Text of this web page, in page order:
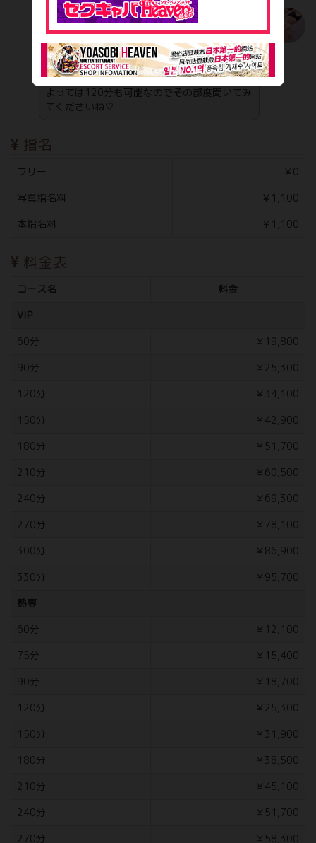
こんにちは❀(*´▽`*)❀ 見つけてくれてありが
とう♡ 出勤日数も少なく出勤時間も短めな私
ですがその分お客様一人ひとりにとことん尽く
します♡ 大体13時までの出勤ですが12時45
分まで受付可能で90分ご一緒できます。 日に
よっては120分も可能なのでその都度聞いてみ
てくださいね♡
指名
フリー
￥0
写真指名料
￥1,100
本指名料
￥1,100
料金表
コース名
料金
VIP
60分
￥19,800
90分
￥25,300
120分
￥34,100
150分
￥42,900
180分
￥51,700
210分
￥60,500
240分
￥69,300
270分
￥78,100
300分
￥86,900
330分
￥95,700
熟専
60分
￥12,100
75分
￥15,400
90分
￥18,700
120分
￥25,300
150分
￥31,900
180分
￥38,500
210分
￥45,100
240分
￥51,700
270分
￥58,300